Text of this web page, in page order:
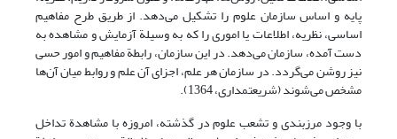
پایه و اساس سازمان علوم را تشکیل می‌دهد. از طریق طرح مفاهیم
اساسی، نظریه، اطلاعات یا اموری را که به وسیلة آزمایش و مشاهده به
دست آمده، سازمان می‌دهد. در این سازمان، رابطة مفاهیم و امور حسی
نیز روشن می‌گردد. در سازمان هر علم، اجزای آن علم و روابط میان آن‌ها
مشخص می‌شوند (شریعتمداری، 1364).
با وجود مرزبندی و تشعب علوم در گذشته، امروزه با مشاهدة تداخل